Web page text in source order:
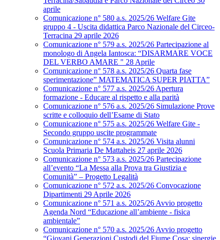
aprile
Comunicazione n° 580 a.s. 2025/26 Welfare Gite
gruppo 4 - Uscita didattica Parco Nazionale del Circeo-
Terracina 29 aprile 2026
Comunicazione n° 579 a.s. 2025/26 Partecipazione al
monologo di Angela Iantosca: “DISARMARE VOCE
DEL VERBO AMARE " 28 Aprile
Comunicazione n° 578 a.s. 2025/26 Quarta fase
sperimentazione” MATEMATICA SUPER PIATTA”
Comunicazione n° 577 a.s. 2025/26 Apertura
formazione - Educare al rispetto e alla parità
Comunicazione n° 576 a.s. 2025/26 Simulazione Prove
scritte e colloquio dell’Esame di Stato
Comunicazione n° 575 a.s. 2025/26 Welfare Gite -
Secondo gruppo uscite programmate
Comunicazione n° 574 a.s. 2025/26 Visita alunni
Scuola Primaria De Mattaheis 27 aprile 2026
Comunicazione n° 573 a.s. 2025/26 Partecipazione
all’evento “La Messa alla Prova tra Giustizia e
Comunità” – Progetto Legalità
Comunicazione n° 572 a.s. 2025/26 Convocazione
Dipartimenti 29 Aprile 2026
Comunicazione n° 571 a.s. 2025/26 Avvio progetto
Agenda Nord “Educazione all’ambiente - fisica
ambientale”
Comunicazione n° 570 a.s. 2025/26 Avvio progetto